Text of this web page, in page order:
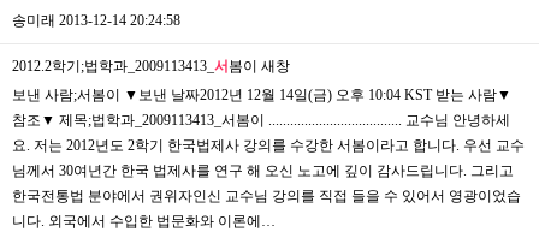
송미래 2013-12-14 20:24:58
2012.2학기;법학과_2009113413_ 서 봄이 새창
보낸 사람;서봄이 ▼보낸 날짜2012년 12월 14일(금) 오후 10:04 KST 받는 사람▼
참조▼ 제목;법학과_2009113413_서봄이 ..................................... 교수님 안녕하세
요. 저는 2012년도 2학기 한국법제사 강의를 수강한 서봄이라고 합니다. 우선 교수
님께서 30여년간 한국 법제사를 연구 해 오신 노고에 깊이 감사드립니다. 그리고
한국전통법 분야에서 권위자인신 교수님 강의를 직접 들을 수 있어서 영광이었습
니다. 외국에서 수입한 법문화와 이론에…